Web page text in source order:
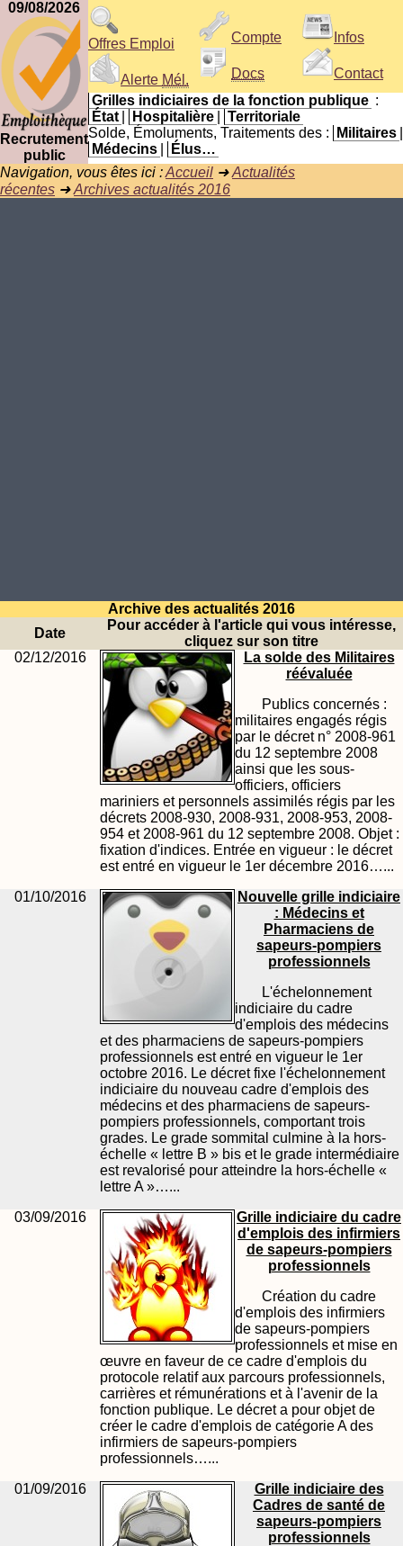
09/08/2026
Recrutement
public
Offres Emploi
Alerte Mél.
Compte
Docs
Infos
Contact
Grilles indiciaires de la fonction publique :
État
Hospitalière
Territoriale
Solde, Émoluments, Traitements des :
Militaires
Médecins
Élus…
Navigation, vous êtes ici :Accueil ➜Actualités
récentes ➜Archives actualités 2016
Archive des actualités 2016
Date
Pour accéder à l'article qui vous intéresse,
cliquez sur son titre
02/12/2016
La solde des Militaires
réévaluée
Publics concernés :
militaires engagés régis
par le décret n° 2008-961
du 12 septembre 2008
ainsi que les sous-
officiers, officiers
mariniers et personnels assimilés régis par les
décrets 2008-930, 2008-931, 2008-953, 2008-
954 et 2008-961 du 12 septembre 2008. Objet :
fixation d'indices. Entrée en vigueur : le décret
est entré en vigueur le 1er décembre 2016…...
01/10/2016
Nouvelle grille indiciaire
: Médecins et
Pharmaciens de
sapeurs-pompiers
professionnels
L'échelonnement
indiciaire du cadre
d'emplois des médecins
et des pharmaciens de sapeurs-pompiers
professionnels est entré en vigueur le 1er
octobre 2016. Le décret fixe l'échelonnement
indiciaire du nouveau cadre d'emplois des
médecins et des pharmaciens de sapeurs-
pompiers professionnels, comportant trois
grades. Le grade sommital culmine à la hors-
échelle « lettre B » bis et le grade intermédiaire
est revalorisé pour atteindre la hors-échelle «
lettre A »…...
03/09/2016
Grille indiciaire du cadre
d'emplois des infirmiers
de sapeurs-pompiers
professionnels
Création du cadre
d'emplois des infirmiers
de sapeurs-pompiers
professionnels et mise en
œuvre en faveur de ce cadre d'emplois du
protocole relatif aux parcours professionnels,
carrières et rémunérations et à l'avenir de la
fonction publique. Le décret a pour objet de
créer le cadre d'emplois de catégorie A des
infirmiers de sapeurs-pompiers
professionnels…...
01/09/2016
Grille indiciaire des
Cadres de santé de
sapeurs-pompiers
professionnels